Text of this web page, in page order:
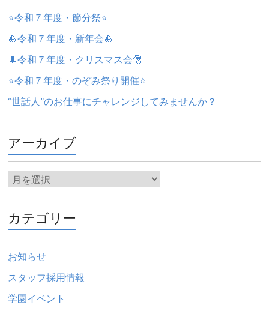
⭐️令和７年度・節分祭⭐️
🎍令和７年度・新年会🎍
🌲令和７年度・クリスマス会🎅
⭐️令和７年度・のぞみ祭り開催⭐️
“世話人”のお仕事にチャレンジしてみませんか？
アーカイブ
カテゴリー
お知らせ
スタッフ採用情報
学園イベント